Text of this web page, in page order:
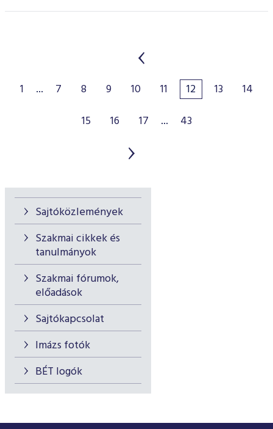
Sajtóközlemények
Szakmai cikkek és
tanulmányok
Szakmai fórumok,
előadások
Sajtókapcsolat
Imázs fotók
BÉT logók
1 ... 7 8 9 10 11 12 13
14
15
16 17 ... 43